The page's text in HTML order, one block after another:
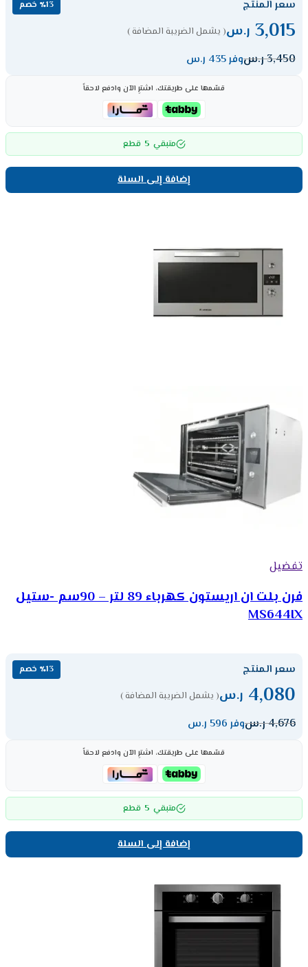
سعر المنتج ٪13 خصم
3,015 ر.س( يشمل الضريبة المضافة )
3,450ر.سوفر 435 ر.س
قسّمها على طريقتك، اشترِ الآن وادفع لاحقاً
متبقي 5 قطع
إضافة إلى السلة
تفضيل
فرن بلت ان اريستون كهرباء 89 لتر – 90سم -ستيل
MS644IX
سعر المنتج ٪13 خصم
4,080 ر.س( يشمل الضريبة المضافة )
4,676ر.سوفر 596 ر.س
قسّمها على طريقتك، اشترِ الآن وادفع لاحقاً
متبقي 5 قطع
إضافة إلى السلة